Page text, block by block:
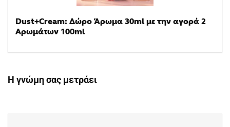
Dust+Cream: Δώρο Άρωμα 30ml με την αγορά 2
Αρωμάτων 100ml
Η γνώμη σας μετράει